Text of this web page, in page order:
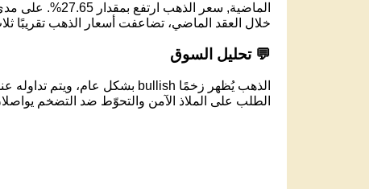
خلال العقد الماضي، تضاعفت أسعار الذهب تقريبًا
💬 تحليل السوق
الذهب يُظهر زخمًا bullish بشكل عام، ويتم تداوله عند مستوى 374.50 دينار تونسي لكل جرام عيار 22.
الطلب على الملاذ الآمن والتحوّط ضد التضخم